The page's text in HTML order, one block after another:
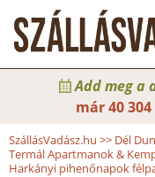
Add meg a
már40
SzállásVadász.hu >> Dél
Termál Apartmanok &
Harkányi pihenőnapok